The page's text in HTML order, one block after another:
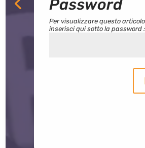
Password
Per visualizzare questo
inserisci qui sotto la password :